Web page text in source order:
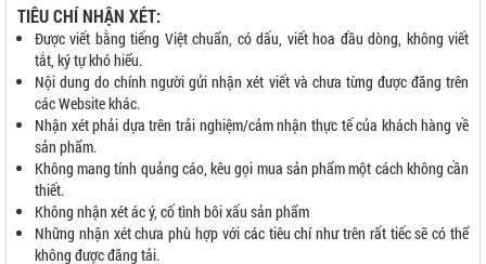
TIÊU CHÍ NHẬN XÉT:
Được viết bằng tiếng Việt chuẩn, có dấu, viết hoa đầu dòng, không viết
tắt, ký tự khó hiểu.
Nội dung do chính người gửi nhận xét viết và chưa từng được đăng trên
các Website khác.
Nhận xét phải dựa trên trải nghiệm/cảm nhận thực tế của khách hàng về
sản phẩm.
Không mang tính quảng cáo, kêu gọi mua sản phẩm một cách không cần
thiết.
Không nhận xét ác ý, cố tình bôi xấu sản phẩm
Những nhận xét chưa phù hợp với các tiêu chí như trên rất tiếc sẽ có thể
không được đăng tải.